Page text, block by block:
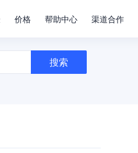
价格 帮助中心 渠道合作
搜索